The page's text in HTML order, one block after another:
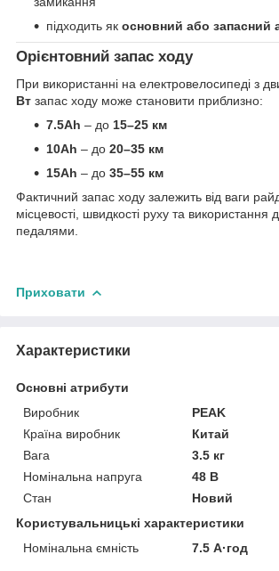
підходить як основний або запасний
Орієнтовний запас ходу
При використанні на електровелосипеді з
Вт запас ходу може становити приблизно:
7.5Ah – до 15–25 км
10Ah – до 20–35 км
15Ah – до 35–55 км
Фактичний запас ходу залежить від ваги
місцевості, швидкості руху та використання
педалями.
Приховати
Характеристики
Основні атрибути
Виробник
PEAK
Країна виробник
Китай
Вага
3.5 кг
Номінальна напруга
48 В
Стан
Новий
Користувальницькі характеристики
Номінальна ємність
7.5 А·год